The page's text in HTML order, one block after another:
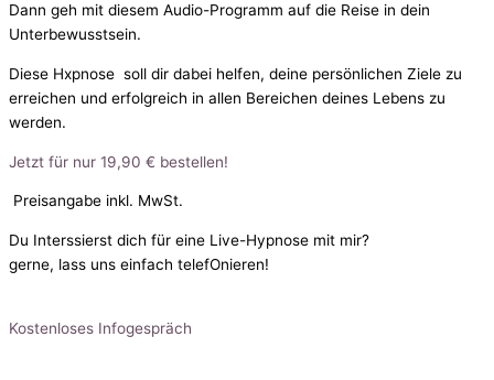
Dann geh mit diesem Audio-Programm auf die Reise in dein
Unterbewusstsein.
Diese Hxpnose soll dir dabei helfen, deine persönlichen Ziele zu
erreichen und erfolgreich in allen Bereichen deines Lebens zu
werden.
Jetzt für nur 19,90 € bestellen!
Preisangabe inkl. MwSt.
Du Interssierst dich für eine Live-Hypnose mit mir?
gerne, lass uns einfach telefOnieren!
Kostenloses Infogespräch